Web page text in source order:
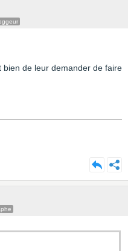
de leur demander de faire